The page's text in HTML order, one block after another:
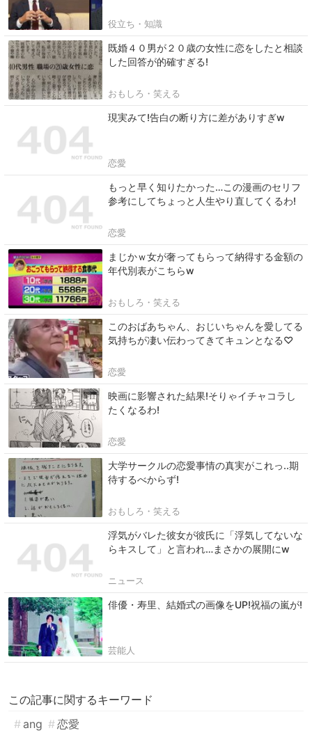
役立ち・知識
既婚４０男が２０歳の女性に恋をしたと相談
した回答が的確すぎる!
おもしろ・笑える
現実みて!告白の断り方に差がありすぎw
恋愛
もっと早く知りたかった…この漫画のセリフ
参考にしてちょっと人生やり直してくるわ!
恋愛
まじかｗ女が奢ってもらって納得する金額の
年代別表がこちらw
おもしろ・笑える
このおばあちゃん、おじいちゃんを愛してる
気持ちが凄い伝わってきてキュンとなる♡
恋愛
映画に影響された結果!そりゃイチャコラし
たくなるわ!
恋愛
大学サークルの恋愛事情の真実がこれっ..期
待するべからず!
おもしろ・笑える
浮気がバレた彼女が彼氏に「浮気してないな
らキスして」と言われ…まさかの展開にw
ニュース
俳優・寿里、結婚式の画像をUP!祝福の嵐が!
芸能人
この記事に関するキーワード
ang
恋愛